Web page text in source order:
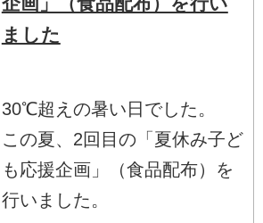
ました
30℃超えの暑い日でした。
この夏、2回目の「夏休み子ど
も応援企画」（食品配布）を
行いました。